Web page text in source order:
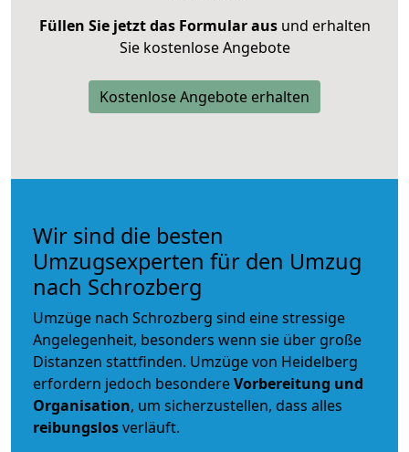
Füllen Sie jetzt das Formular ausund erhalten
Sie kostenlose Angebote
Kostenlose Angebote erhalten
Wir sind die besten
Umzugsexperten für den Umzug
nach Schrozberg
Umzüge nach Schrozberg sind eine stressige
Angelegenheit, besonders wenn sie über große
Distanzen stattfinden. Umzüge von Heidelberg
erfordern jedoch besondereVorbereitung und
Organisation, um sicherzustellen, dass alles
reibungslosverläuft.